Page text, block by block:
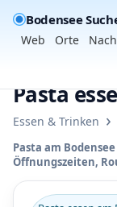
Bodensee
Web Orte
Pasta
Essen & Trinken ›
Pasta am
Öffnungszeiten,